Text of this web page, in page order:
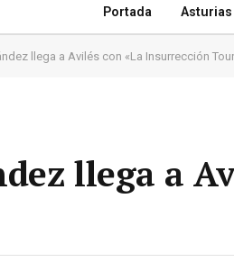
Portada Asturias
llega a Avilés con «La Insurrección
llega a